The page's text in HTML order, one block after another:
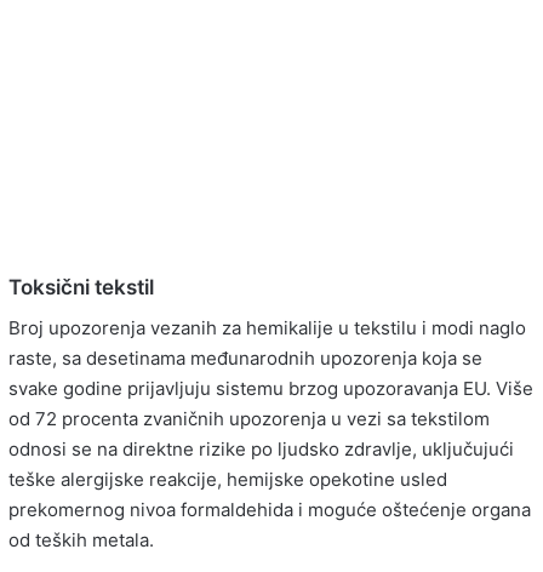
Toksični tekstil
Broj upozorenja vezanih za hemikalije u tekstilu i modi naglo
raste, sa desetinama međunarodnih upozorenja koja se
svake godine prijavljuju sistemu brzog upozoravanja EU. Više
od 72 procenta zvaničnih upozorenja u vezi sa tekstilom
odnosi se na direktne rizike po ljudsko zdravlje, uključujući
teške alergijske reakcije, hemijske opekotine usled
prekomernog nivoa formaldehida i moguće oštećenje organa
od teških metala.